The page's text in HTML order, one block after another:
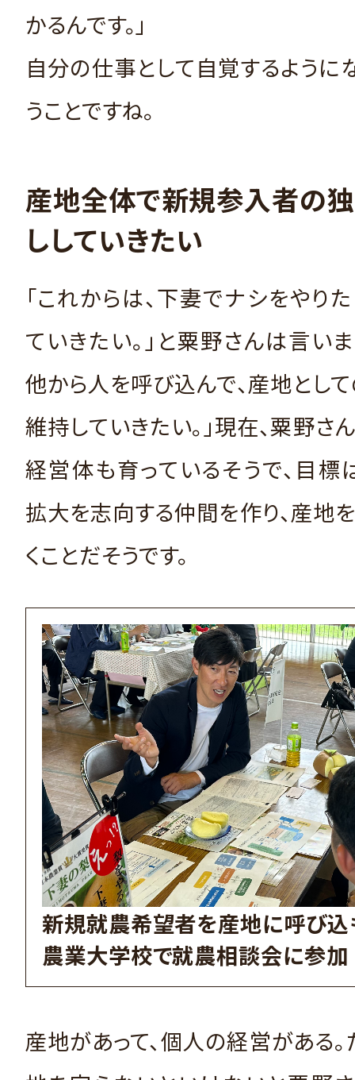
かるんです。」
自分の仕事として自覚するように
うことですね。
産地全体で新規参入者の
ししていきたい
「これからは、下妻でナシをやり
ていきたい。」と粟野さんは言いま
他から人を呼び込んで、産地とし
維持していきたい。」現在、粟野さ
経営体も育っているそうで、目
拡大を志向する仲間を作り、産地
くことだそうです。
新規就農希望者を産地に呼び込
農業大学校で就農相談会に参加
産地があって、個人の経営がある。